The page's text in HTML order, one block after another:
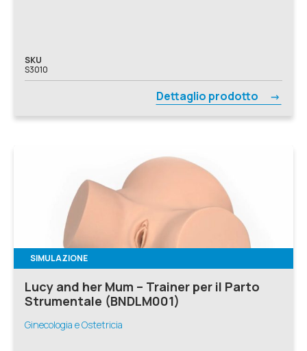
SKU
S3010
Dettaglio prodotto
SIMULAZIONE
Lucy and her Mum – Trainer per il Parto
Strumentale (BNDLM001)
Ginecologia e Ostetricia